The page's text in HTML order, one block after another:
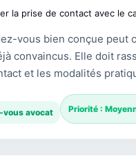
la prise de contact avec le
vous bien conçue peut
convaincus. Elle doit
et les modalités
avocat Priorité :